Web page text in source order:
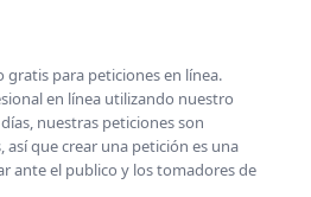
para peticiones en línea.
en línea utilizando nuestro
nuestras peticiones son
que crear una petición es una
ante el publico y los tomadores de